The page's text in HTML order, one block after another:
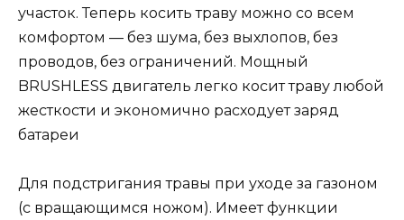
участок. Теперь косить траву можно со всем
комфортом — без шума, без выхлопов, без
проводов, без ограничений. Мощный
BRUSHLESS двигатель легко косит траву любой
жесткости и экономично расходует заряд
батареи
Для подстригания травы при уходе за газоном
(с вращающимся ножом). Имеет функции